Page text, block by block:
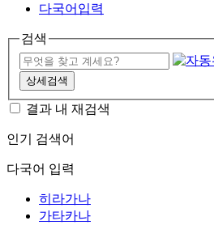
다국어입력
검색
상세검색
결과 내 재검색
인기 검색어
다국어 입력
히라가나
가타카나